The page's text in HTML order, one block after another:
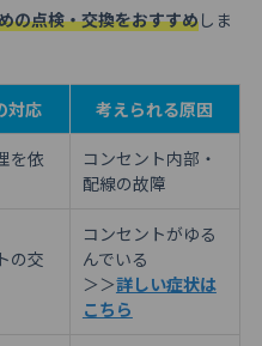
の点検・交換をおすすめしま
対応 考えられる原因
を依
コンセント内部・
配線の故障
の交
コンセントがゆる
んでいる
＞＞詳しい症状は
こちら